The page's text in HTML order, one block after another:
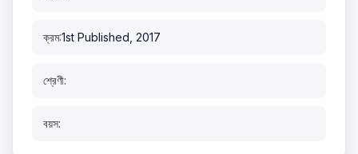
ক্রম:1st Published, 2017
শ্রেণী:
বয়স: